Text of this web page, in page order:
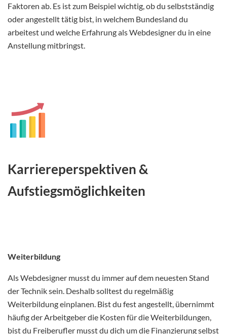
Faktoren ab. Es ist zum Beispiel wichtig, ob du selbstständig
oder angestellt tätig bist, in welchem Bundesland du
arbeitest und welche Erfahrung als Webdesigner du in eine
Anstellung mitbringst.
Karriereperspektiven&
Aufstiegsmöglichkeiten
Weiterbildung
Als Webdesigner musst du immer auf dem neuesten Stand
der Technik sein. Deshalb solltest du regelmäßig
Weiterbildung einplanen. Bist du fest angestellt, übernimmt
häufig der Arbeitgeber die Kosten für die Weiterbildungen,
bist du Freiberufler musst du dich um die Finanzierung selbst